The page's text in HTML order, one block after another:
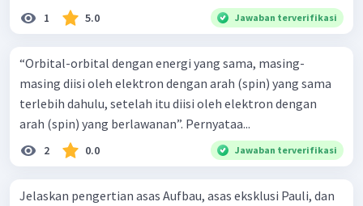
1 5.0 Jawaban terverifikasi
“Orbital-orbital dengan energi yang sama, masing-
masing diisi oleh elektron dengan arah (spin) yang sama
terlebih dahulu, setelah itu diisi oleh elektron dengan
arah (spin) yang berlawanan”. Pernyataa...
2 0.0 Jawaban terverifikasi
Jelaskan pengertian asas Aufbau, asas eksklusi Pauli, dan